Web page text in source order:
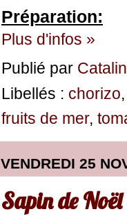
Préparation:
Plus d'infos »
Publié par
Libellés : chorizo
fruits de mer,
VENDREDI 25
Sapin de Noël